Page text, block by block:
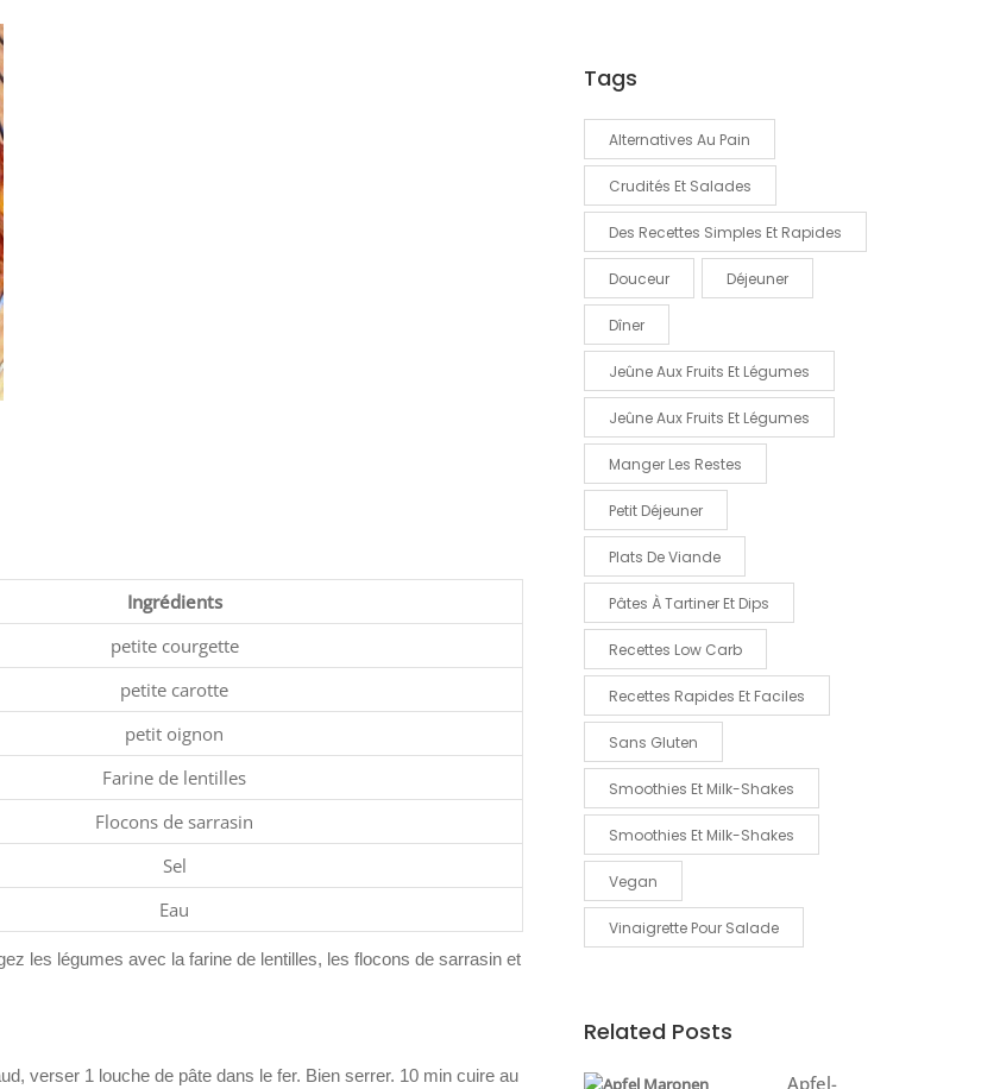
Ingrédients
petite courgette
petite carotte
petit oignon
Farine de lentilles
Flocons de sarrasin
Sel
Eau
les légumes avec la farine de lentilles, les flocons de sarrasin et
verser 1 louche de pâte dans le fer. Bien serrer. 10 min cuire au
Tags
Alternatives Au Pain
Crudités Et Salades
Des Recettes Simples Et Rapides
Douceur Déjeuner
Dîner
Jeûne Aux Fruits Et Légumes
Jeûne Aux Fruits Et Légumes
Manger Les Restes
Petit Déjeuner
Plats De Viande
Pâtes À Tartiner Et Dips
Recettes Low Carb
Recettes Rapides Et Faciles
Sans Gluten
Smoothies Et Milk-Shakes
Smoothies Et Milk-Shakes
Vegan
Vinaigrette Pour Salade
Related Posts
Apfel-